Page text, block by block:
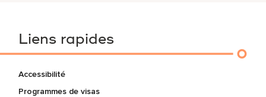
Liens rapides
Accessibilité
Programmes de visas